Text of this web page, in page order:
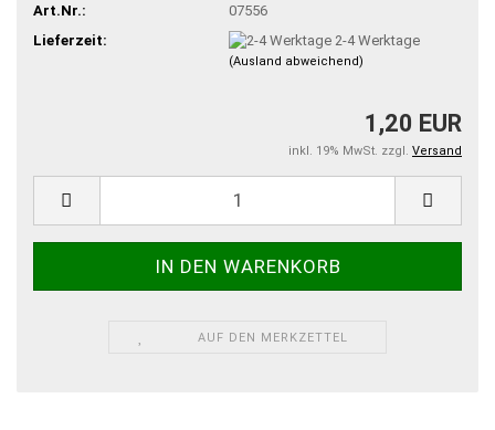
Art.Nr.:
07556
Lieferzeit:
2-4 Werktage
(Ausland abweichend)
1,20 EUR
inkl. 19% MwSt. zzgl. Versand
AUF DEN MERKZETTEL